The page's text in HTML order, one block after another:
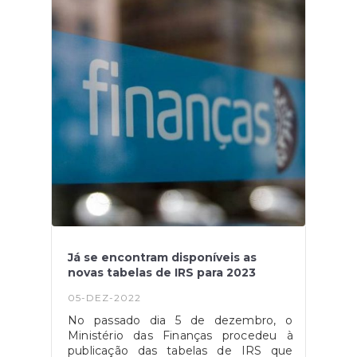
economia, mobilidade e até mesmo
turismo. O respetivo prémio conta
com a organização do Lisbon Awards
Group em parceria com o ECO.Fonte:
https://eco.sapo.pt/2022/12/12/o-
premio-autarquia-do-ano-esta-de-
regresso-para-a-sua-4a-edicao/
Já se encontram disponíveis as
novas tabelas de IRS para 2023
05-DEZ-2022
No passado dia 5 de dezembro, o
Ministério das Finanças procedeu à
publicação das tabelas de IRS que